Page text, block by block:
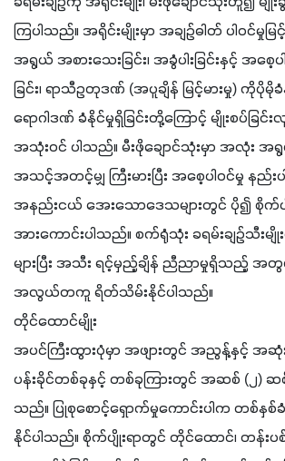
ကြပါသည်။ အရိုင်းမျိုးမှာ အချဉ်ဓါတ် ပါဝင်မှုမြ
အရွယ် အစားသေးခြင်း၊ အခွံပါးခြင်းနှင့် အစေ့ပါ
ခြင်း၊ ရာသီဥတုဒဏ် (အပူချိန် မြင့်မားမှု) ကိုပိုမိုခံ
ရောဂါဒဏ် ခံနိုင်မှုရှိခြင်းတို့ကြောင့် မျိုးစပ်ခြင်း
အသုံးဝင် ပါသည်။ မီးဖိုချောင်သုံးမှာ အလုံး အ
အသင့်အတင့်မျှ ကြီးမားပြီး အစေ့ပါဝင်မှု နည်း
အနည်းငယ် အေးသောဒေသများတွင် ပို၍ စိုက်ပ
အားကောင်းပါသည်။ စက်ရုံသုံး ခရမ်းချဉ်သီးမ
များပြီး အသီး ရင့်မှည့်ချိန် ညီညာမှုရှိသည့် အ
အလွယ်တကူ ရိတ်သိမ်းနိုင်ပါသည်။
တိုင်ထောင်မျိုး
အပင်ကြီးထွားပုံမှာ အဖျားတွင် အညွန့်နှင့်
ပန်းခိုင်တစ်ခုနှင့် တစ်ခုကြားတွင် အဆစ် (၂)
သည်။ ပြုစုစောင့်ရှောက်မှုကောင်းပါက တစ်နှစ်
နိုင်ပါသည်။ စိုက်ပျိုးရာတွင် တိုင်ထောင်၊ တန်းပစ်